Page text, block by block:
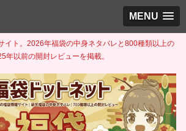
MENU
イト。2026年福袋の中身ネタバレと800種類以上の
年以前の開封レビューを掲載。